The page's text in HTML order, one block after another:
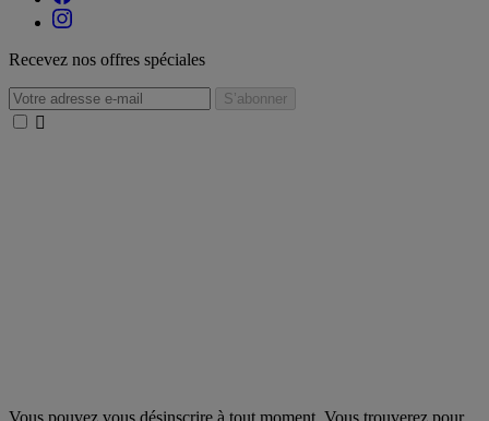
Recevez nos offres spéciales

Vous pouvez vous désinscrire à tout moment. Vous trouverez pour